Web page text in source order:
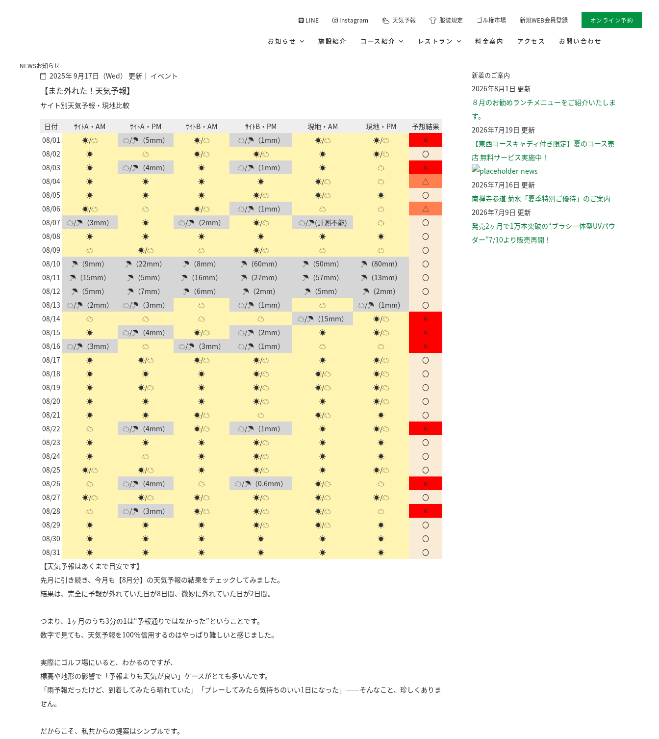
LINE Instagram 天気予報 服装規定 ゴル権市場 新規WEB会員登録 オンライン予約
お知らせ 施設紹介 コース紹介 レストラン 料金案内 アクセス お問い合わせ
NEWSお知らせ
2025年 9月17日（Wed） 更新｜ イベント
【また外れた！天気予報】
サイト別天気予報・現地比較
日付 ｻｲﾄA・AM ｻｲﾄA・PM ｻｲﾄB・AM ｻｲﾄB・PM 現地・AM 現地・PM
予想結果
08/01
☀/☁ ☁/☂（5mm） ☀/☁ ☁/☂（1mm） ☀/☁ ☀/☁
✕
08/02
☀ ☁ ☀/☁ ☀/☁ ☀ ☀/☁
〇
08/03
☀ ☁/☂（4mm） ☀ ☁/☂（1mm） ☀ ☁
✕
08/04
☀ ☀ ☀ ☀ ☀/☁ ☁
△
08/05
☀ ☀ ☀ ☀/☁ ☀/☁ ☀
〇
08/06
☀/☁ ☁ ☀/☁ ☁/☂（1mm） ☁ ☁
△
08/07
☁/☂（3mm） ☀ ☁/☂（2mm） ☀/☁ ☁/☂(計測不能) ☁
〇
08/08
☀ ☀ ☀ ☀ ☀ ☀
〇
08/09
☁ ☀/☁ ☁ ☀/☁ ☁ ☁
〇
08/10
☂（9mm） ☂（22mm） ☂（8mm） ☂（60mm） ☂（50mm） ☂（80mm）
〇
08/11
☂（15mm） ☂（5mm） ☂（16mm） ☂（27mm） ☂（57mm） ☂（13mm）
〇
08/12
☂（5mm） ☂（7mm） ☂（6mm） ☂（2mm） ☂（5mm） ☂（2mm）
〇
08/13
☁/☂（2mm） ☁/☂（3mm） ☁ ☁/☂（1mm） ☁ ☁/☂（1mm）
〇
08/14
☁ ☁ ☁ ☁ ☁/☂（15mm） ☀/☁
✕
08/15
☀ ☁/☂（4mm） ☀/☁ ☁/☂（2mm） ☀ ☀/☁
✕
08/16
☁/☂（3mm） ☁ ☁/☂（3mm） ☁/☂（1mm） ☁ ☁
✕
08/17
☀ ☀/☁ ☀/☁ ☀/☁ ☀ ☀/☁
〇
08/18
☀ ☀ ☀ ☀/☁ ☀/☁ ☀/☁
〇
08/19
☀ ☀/☁ ☀ ☀/☁ ☀/☁ ☀/☁
〇
08/20
☀ ☀ ☀ ☀/☁ ☀ ☀/☁
〇
08/21
☀ ☀ ☀/☁ ☁ ☀/☁ ☀
〇
08/22
☁ ☁/☂（4mm） ☀/☁ ☁/☂（1mm） ☀ ☀/☁
✕
08/23
☀ ☀ ☀ ☀/☁ ☀ ☀
〇
08/24
☀ ☁ ☀ ☀/☁ ☀ ☀
〇
08/25
☀/☁ ☀/☁ ☀ ☀/☁ ☀ ☀/☁
〇
08/26
☁ ☁/☂（4mm） ☁ ☁/☂（0.6mm） ☀/☁ ☁
✕
08/27
☀/☁ ☀/☁ ☀/☁ ☀/☁ ☀/☁ ☀/☁
〇
08/28
☁ ☁/☂（3mm） ☀/☁ ☀/☁ ☀/☁ ☁
✕
08/29
☀ ☀ ☀ ☀/☁ ☀/☁ ☀
〇
08/30
☀ ☀ ☀ ☀ ☀ ☀
〇
08/31
☀ ☀ ☀ ☀ ☀ ☀
〇
【天気予報はあくまで目安です】
先月に引き続き、今月も【8月分】の天気予報の結果をチェックしてみました。
結果は、 完全に予報が外れていた日が8日間、微妙に外れていた日が2日間。
つまり、1ヶ月のうち3分の1は“予報通りではなかった”ということです。
数字で見ても、天気予報を100％信用するのはやっぱり難しいと感じました。
実際にゴルフ場にいると、わかるのですが、
標高や地形の影響で「予報よりも天気が良い」 ケースがとても多いんです。
「雨予報だったけど、到着してみたら晴れていた」「プレーしてみたら気持ちのいい1日になった」——そんなこと、珍しくありま
せん。
だからこそ、私共からの提案はシンプルです。
新着のご案内
2026年8月1日 更新
８月のお勧めランチメニューをご紹介いたしま
す。
2026年7月19日 更新
【東西コースキャディ付き限定】夏のコース売
店 無料サービス実施中！
2026年7月16日 更新
南禅寺参道 菊水「夏季特別ご優待」のご案内
2026年7月9日 更新
発売2ヶ月で1万本突破の“ブラシ一体型UVパウ
ダー”7/10より販売再開！